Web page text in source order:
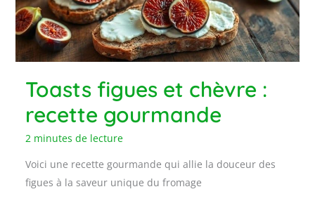
Toasts figues et chèvre :
recette gourmande
2 minutes de lecture
Voici une recette gourmande qui allie la douceur des
figues à la saveur unique du fromage